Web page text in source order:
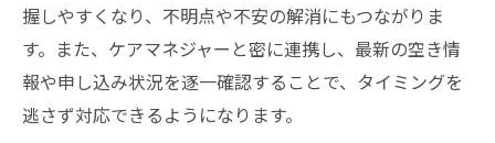
握しやすくなり、不明点や不安の解消にもつながりま
す。また、ケアマネジャーと密に連携し、最新の空き情
報や申し込み状況を逐一確認することで、タイミングを
逃さず対応できるようになります。